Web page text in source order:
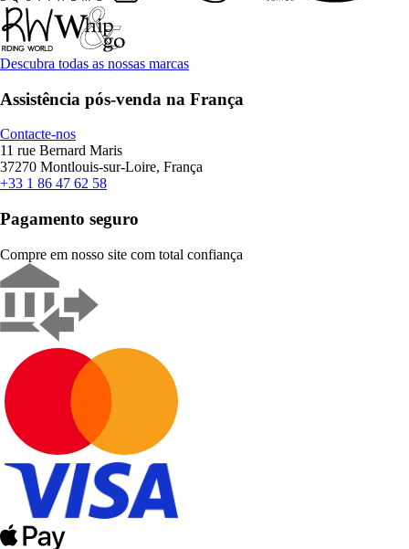
Descubra todas as nossas marcas
Assistência pós-venda na França
Contacte-nos
11 rue Bernard Maris
37270 Montlouis-sur-Loire, França
+33 1 86 47 62 58
Pagamento seguro
Compre em nosso site com total confiança